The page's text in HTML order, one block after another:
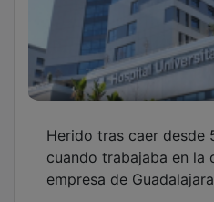
Fito y Fitipaldis
días 23 y 24 de abril
gira de teatros y